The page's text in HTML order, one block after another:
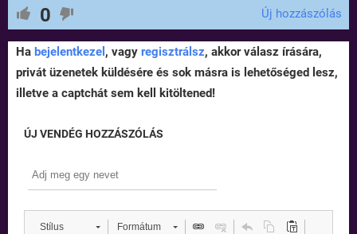
0 Új hozzászólás
Ha bejelentkezel , vagy regisztrálsz, akkor válasz írására,
privát üzenetek küldésére és sok másra is lehetőséged lesz,
illetve a captchát sem kell kitöltened!
ÚJ VENDÉG HOZZÁSZÓLÁS
Stílus Formátum